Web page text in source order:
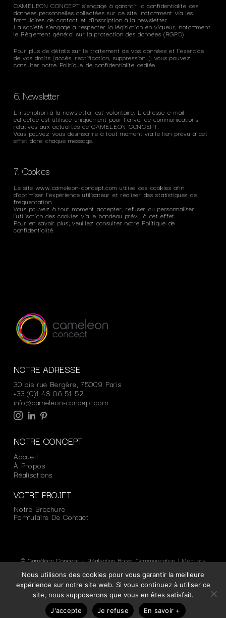
CAMELEON CONCEPT s’engage à garantir la confidentialité des
données personnelles collectées sur ce site, notamment via les
formulaires de contact et d'inscription à la newsletter.
La société s’engage à respecter la législation en vigueur, notamment
le Règlement général sur la protection des données (RGPD).
Pour plus de détails sur le traitement de vos données et l’exercice
de vos droits (accès, rectification, suppression…), vous pouvez
consulter notre Politique de confidentialité dédiée.
6. Newsletter
L’inscription à la newsletter est volontaire. L’adresse e-mail
collectée est utilisée uniquement pour l’envoi de communications
relatives aux actualités de CAMELEON CONCEPT.
Vous pouvez vous désinscrire à tout moment via le lien prévu à cet
effet dans chaque message.
7. Cookies
Le site www.cameleon-concept.com utilise des cookies afin
d’optimiser l’expérience utilisateur et réaliser des statistiques de
fréquentation.
Vous pouvez à tout moment accepter, refuser ou personnaliser
l’utilisation des cookies via le bandeau prévu à cet effet.
Pour en savoir plus, veuillez consulter notre Politique de
confidentialité
NOTRE ADRESSE
30 bis rue Bergère, 75009 Paris
+33 (0)1 48 06 51 52
info@cameleon-concept.com
NOTRE CONCEPT
Accueil
À Propos
Réalisations
VOTRE PROJET
Notre Brochure
Formulaire De Contact
© Caméléon Concept – RéalisationBoost Communication|Mentions
UN PROJET ?
Nous utilisons des cookies pour vous garantir la meilleure
expérience sur notre site web. Si vous continuez à utiliser ce
site, nous supposerons que vous en êtes satisfait.
J'accepte
Je refuse En savoir +